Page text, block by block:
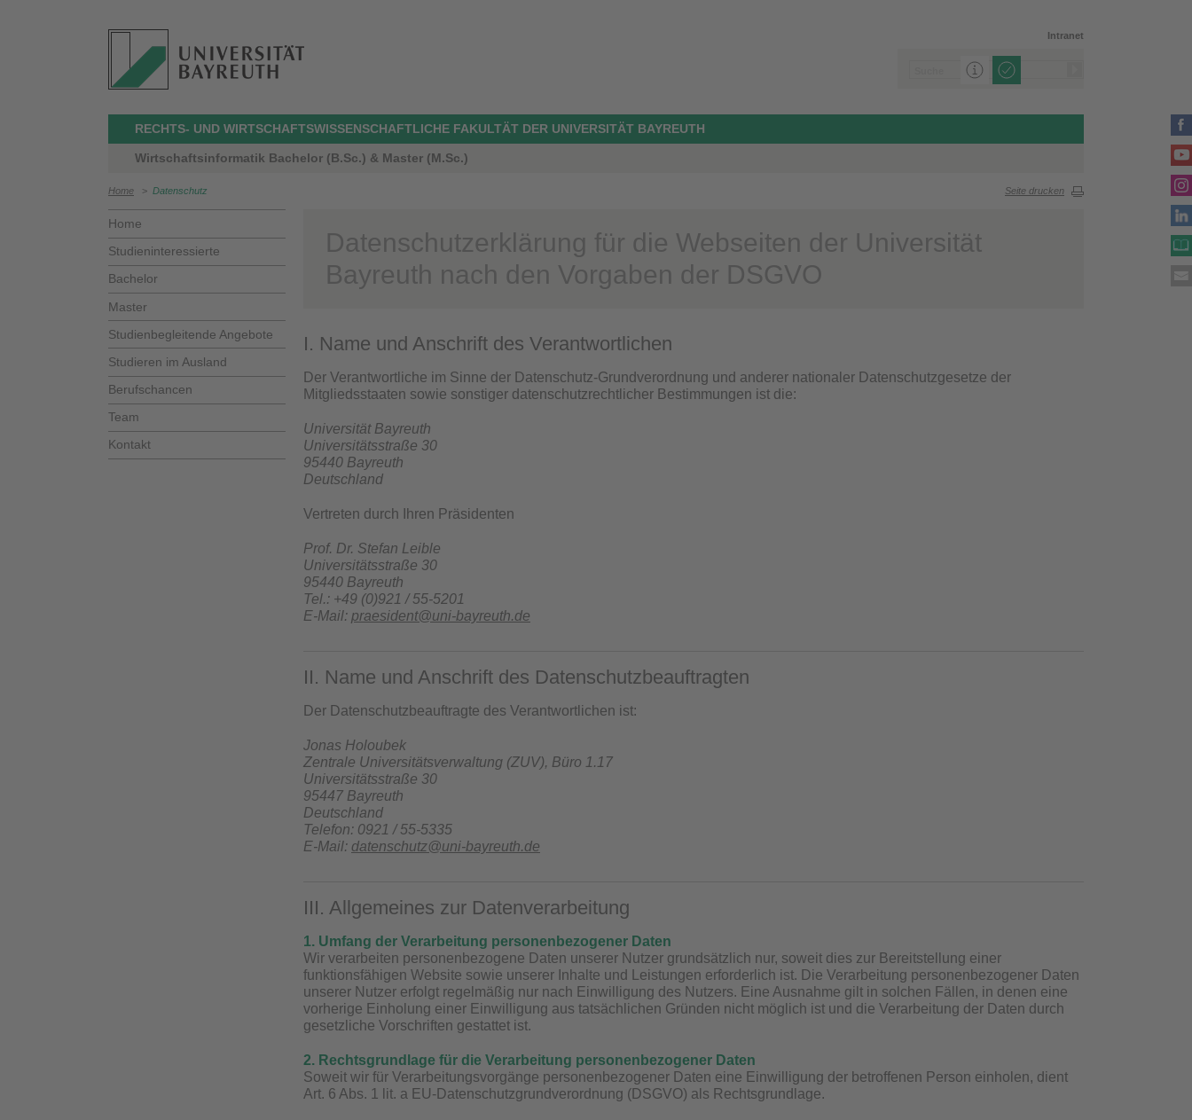
Intranet
RECHTS- UND WIRTSCHAFTSWISSENSCHAFTLICHE FAKULTÄT DER UNIVERSITÄT BAYREUTH
Wirtschaftsinformatik Bachelor (B.Sc.) & Master (M.Sc.)
Home > Datenschutz Seite drucken
Home
Studieninteressierte
Bachelor
Master
Studienbegleitende Angebote
Studieren im Ausland
Berufschancen
Team
Kontakt
Datenschutzerklärung für die Webseiten der Universität
Bayreuth nach den Vorgaben der DSGVO
I. Name und Anschrift des Verantwortlichen
Der Verantwortliche im Sinne der Datenschutz-Grundverordnung und anderer nationaler Datenschutzgesetze der
Mitgliedsstaaten sowie sonstiger datenschutzrechtlicher Bestimmungen ist die:
Universität Bayreuth
Universitätsstraße 30
95440 Bayreuth
Deutschland
Vertreten durch Ihren Präsidenten
Prof. Dr. Stefan Leible
Universitätsstraße 30
95440 Bayreuth
Tel.: +49 (0)921 / 55-5201
E-Mail: praesident@uni-bayreuth.de
II. Name und Anschrift des Datenschutzbeauftragten
Der Datenschutzbeauftragte des Verantwortlichen ist:
Jonas Holoubek
Zentrale Universitätsverwaltung (ZUV), Büro 1.17
Universitätsstraße 30
95447 Bayreuth
Deutschland
Telefon: 0921 / 55-5335
E-Mail: datenschutz@uni-bayreuth.de
III. Allgemeines zur Datenverarbeitung
1. Umfang der Verarbeitung personenbezogener Daten
Wir verarbeiten personenbezogene Daten unserer Nutzer grundsätzlich nur, soweit dies zur Bereitstellung einer
funktionsfähigen Website sowie unserer Inhalte und Leistungen erforderlich ist. Die Verarbeitung personenbezogener Daten
unserer Nutzer erfolgt regelmäßig nur nach Einwilligung des Nutzers. Eine Ausnahme gilt in solchen Fällen, in denen eine
vorherige Einholung einer Einwilligung aus tatsächlichen Gründen nicht möglich ist und die Verarbeitung der Daten durch
gesetzliche Vorschriften gestattet ist.
2. Rechtsgrundlage für die Verarbeitung personenbezogener Daten
Soweit wir für Verarbeitungsvorgänge personenbezogener Daten eine Einwilligung der betroffenen Person einholen, dient
Art. 6 Abs. 1 lit. a EU-Datenschutzgrundverordnung (DSGVO) als Rechtsgrundlage.